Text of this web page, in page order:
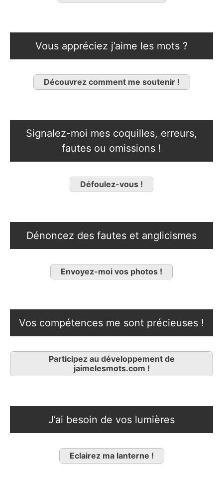
Vous appréciez j’aime les mots ?
Découvrez comment me soutenir !
Signalez-moi mes coquilles, erreurs,
fautes ou omissions !
Défoulez-vous !
Dénoncez des fautes et anglicismes
Envoyez-moi vos photos !
Vos compétences me sont précieuses !
Participez au développement de
jaimelesmots.com !
J’ai besoin de vos lumières
Eclairez ma lanterne !